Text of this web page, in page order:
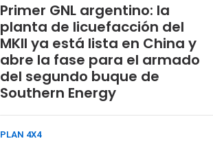
Primer GNL argentino: la
planta de licuefacción del
MKII ya está lista en China y
abre la fase para el armado
del segundo buque de
Southern Energy
PLAN 4X4